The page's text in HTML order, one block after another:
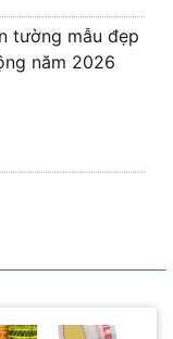
tường mẫu đẹp
năm 2026